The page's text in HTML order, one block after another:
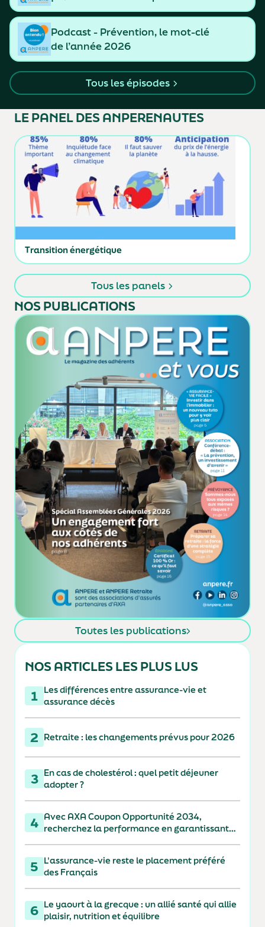
et de resserrement des liens
Podcast - Prévention, le mot-clé
de l’année 2026
Tous les épisodes
LE PANELDES ANPERENAUTES
Transition énergétique
Tous les panels
NOS PUBLICATIONS
Toutes les publications
NOS ARTICLES LES PLUS LUS
1 Les différences entre assurance-vie et
assurance décès
2 Retraite : les changements prévus pour 2026
3 En cas de cholestérol : quel petit déjeuner
adopter ?
4 Avec AXA Coupon Opportunité 2034,
recherchez la performance en garantissant
5 L'assurance-vie reste le placement préféré
des Français
6 Le yaourt à la grecque : un allié santé qui allie
plaisir, nutrition et équilibre